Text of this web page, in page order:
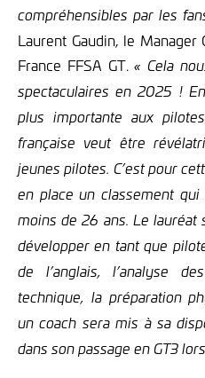
compréhensibles par les
Laurent Gaudin, le Manager
France FFSA GT.« Cela
spectaculaires en 2025 !
plus importante aux
française veut être
jeunes pilotes. C’est pour
en place un classement
moins de 26 ans. Le lauréat
développer en tant que
de l’anglais, l’analyse
technique, la préparation
un coach sera mis à sa
dans son passage en GT3